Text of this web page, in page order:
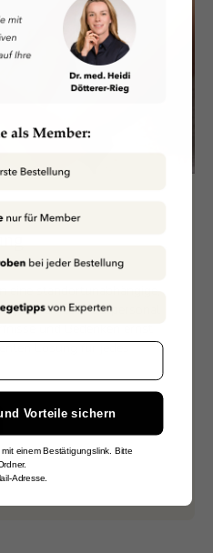
qualifiziertes Fachpersonal
Lösung für jedes
Vorteile sichern
einem Bestätigungslink. Bitte
Adresse.